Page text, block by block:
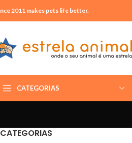
2011 makes pets life better.
CATEGORIAS
CATEGORIAS